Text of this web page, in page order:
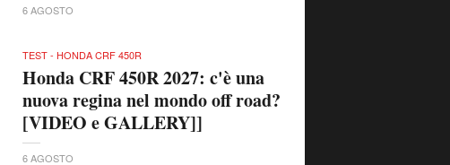
6 AGOSTO
TEST - HONDA CRF 450R
Honda CRF 450R 2027: c'è una
nuova regina nel mondo off road?
[VIDEO e GALLERY]]
6 AGOSTO